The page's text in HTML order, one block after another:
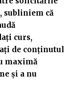
subliniem că
curs,
de conținutul
maximă
și a nu